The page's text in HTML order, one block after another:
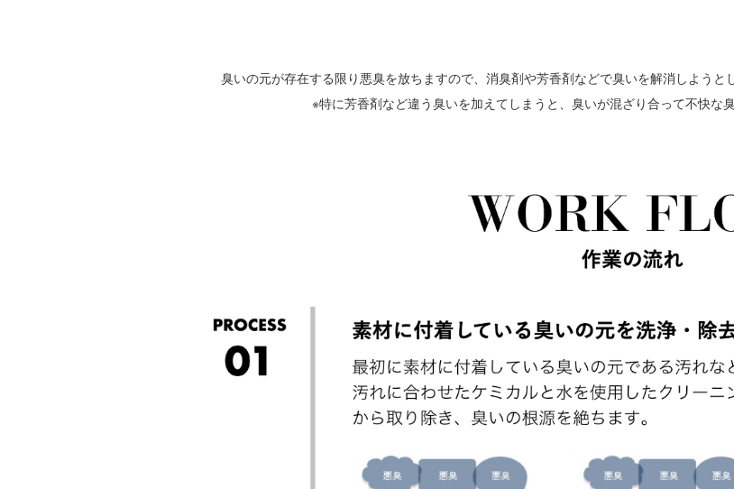
臭いの元が存在する限り悪臭を放ちますので、消臭剤や芳香剤などで臭いを解消しようと
※特に芳香剤など違う臭いを加えてしまうと、臭いが混ざり合って不快な